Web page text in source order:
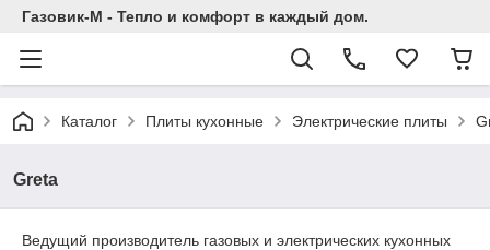
Газовик-М - Тепло и комфорт в каждый дом.
Каталог Плиты кухонные Электрические плиты
Greta
Ведущий производитель газовых и электрических кухонных